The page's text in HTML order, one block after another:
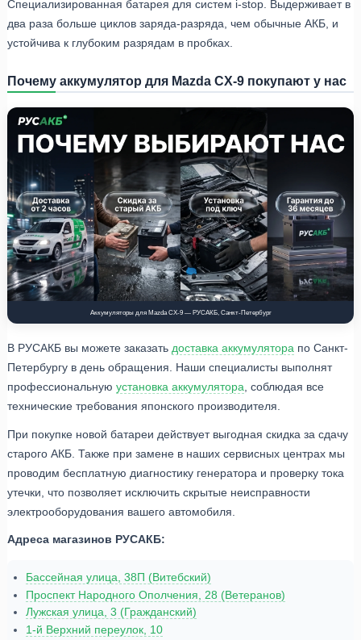
Специализированная батарея для систем i-stop. Выдерживает в
два раза больше циклов заряда-разряда, чем обычные АКБ, и
устойчива к глубоким разрядам в пробках.
Почему аккумулятор для Mazda CX-9 покупают у нас
Аккумуляторы для Mazda CX-9 — РУСАКБ, Санкт-Петербург
В РУСАКБ вы можете заказать доставка аккумулятора по Санкт-
Петербургу в день обращения. Наши специалисты выполнят
профессиональную установка аккумулятора , соблюдая все
технические требования японского производителя.
При покупке новой батареи действует выгодная скидка за сдачу
старого АКБ. Также при замене в наших сервисных центрах мы
проводим бесплатную диагностику генератора и проверку тока
утечки, что позволяет исключить скрытые неисправности
электрооборудования вашего автомобиля.
Адреса магазинов РУСАКБ:
Бассейная улица, 38П (Витебский)
Проспект Народного Ополчения, 28 (Ветеранов)
Лужская улица, 3 (Гражданский)
1-й Верхний переулок, 10